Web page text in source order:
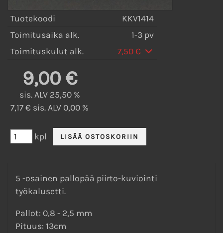
Tuotekoodi
KKV1414
Toimitusaika alk.
1-3 pv
Toimituskulut alk.
7,50 €
9,00 €
sis. ALV 25,50 %
7,17 € sis. ALV 0,00 %
kpl
5 -osainen pallopää piirto-kuviointi
työkalusetti.
Pallot: 0,8 - 2,5 mm
Pituus: 13cm